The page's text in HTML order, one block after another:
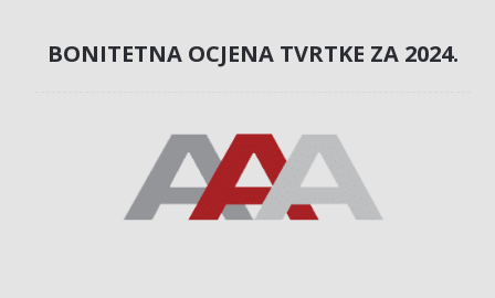
BONITETNA OCJENA TVRTKE ZA 2024.